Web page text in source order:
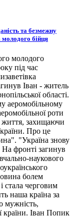
та безмежну
бійця
молодого
під час
Іван - житель
області.
аеромобільному
роти
життя, захищаючи
Про це
"Україна знову
На фронті загинув
наукового
болем
стала черговим
наша країна за
мужність,
країни. Іван Попик